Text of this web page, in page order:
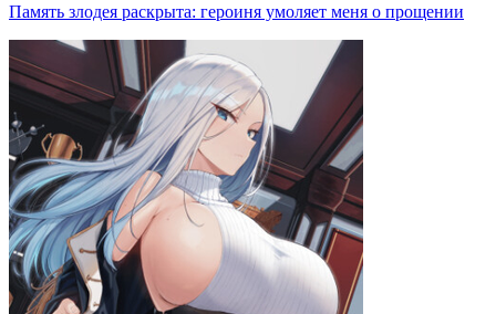
Память злодея раскрыта: героиня умоляет меня о прощении